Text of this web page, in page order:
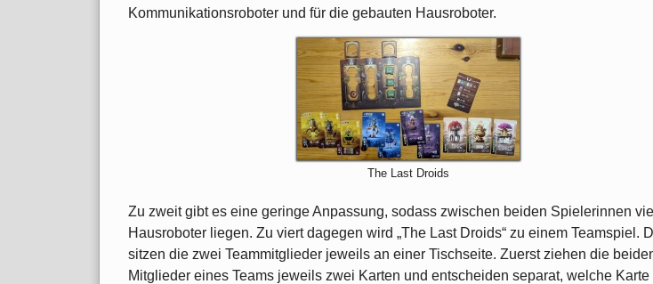
Kommunikationsroboter und für die gebauten Hausroboter.
The Last Droids
Zu zweit gibt es eine geringe Anpassung, sodass zwischen beiden Spielerinnen
Hausroboter liegen. Zu viert dagegen wird „The Last Droids“ zu einem Teamspiel.
sitzen die zwei Teammitglieder jeweils an einer Tischseite. Zuerst ziehen die
Mitglieder eines Teams jeweils zwei Karten und entscheiden separat, welche Karte